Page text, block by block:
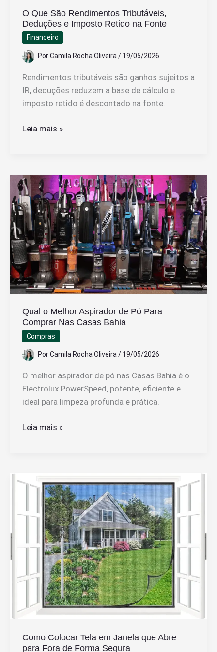
O Que São Rendimentos Tributáveis,
Deduções e Imposto Retido na Fonte
Financeiro
PorCamila Rocha Oliveira / 19/05/2026
Rendimentos tributáveis são ganhos sujeitos a
IR, deduções reduzem a base de cálculo e
imposto retido é descontado na fonte.
O
Tributáveis,
Deduções
e
Imposto
Retido
na
Fonte
Leia mais »
Qual o Melhor Aspirador de Pó Para
Comprar Nas Casas Bahia
Compras
PorCamila Rocha Oliveira/ 19/05/2026
O melhor aspirador de pó nas Casas Bahia é o
Electrolux PowerSpeed, potente, eficiente e
ideal para limpeza profunda e prática.
Qual
de
Comprar
Casas
Leia mais »
Como Colocar Tela em Janela que Abre
para Fora de Forma Segura